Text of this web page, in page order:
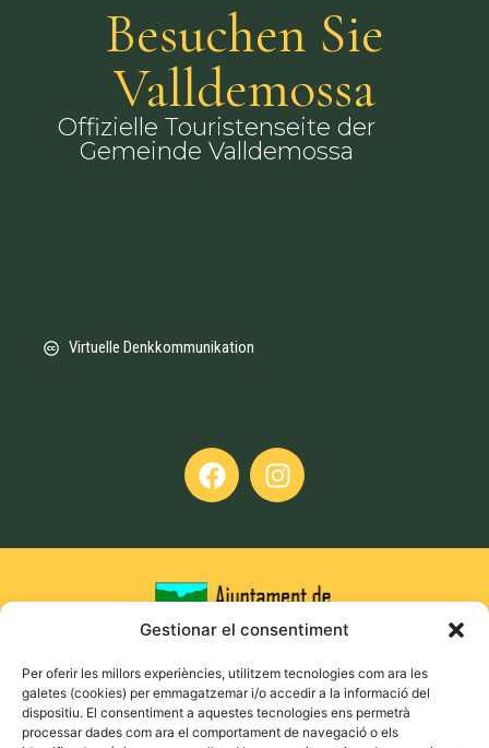
Gestionar el consentiment
Per oferir les millors experiències, utilitzem tecnologies com ara les
galetes (cookies) per emmagatzemar i/o accedir a la informació del
dispositiu. El consentiment a aquestes tecnologies ens permetrà
processar dades com ara el comportament de navegació o els
Besuchen Sie
Valldemossa
Offizielle Touristenseite der
Gemeinde Valldemossa
Virtuelle Denkkommunikation